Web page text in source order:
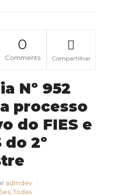
0
Comments Compartilhar
Nº 952
processo
do FIES e
do 2º
admdev
Todas